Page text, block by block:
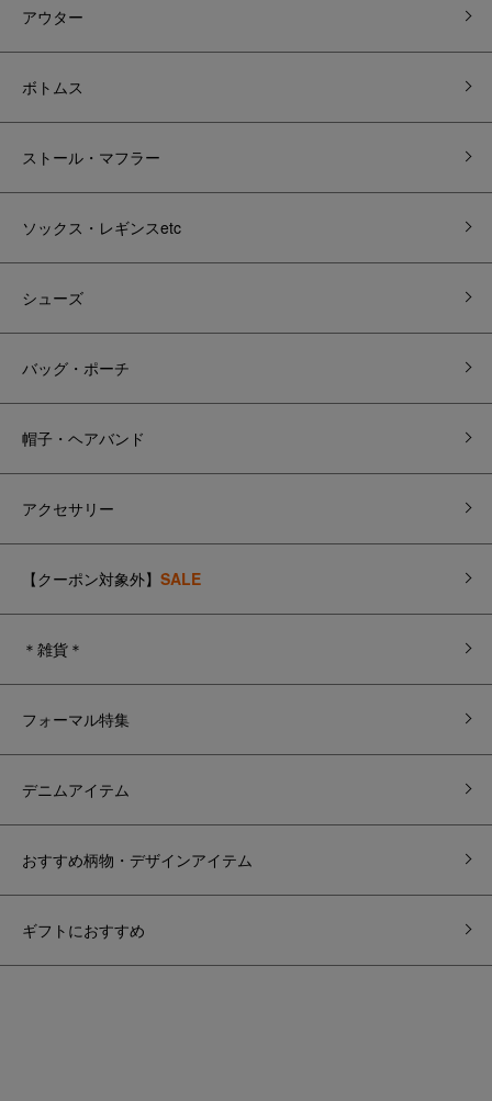
アウター
ボトムス
ストール・マフラー
ソックス・レギンスetc
シューズ
バッグ・ポーチ
帽子・ヘアバンド
アクセサリー
【クーポン対象外】 SALE
＊雑貨＊
フォーマル特集
デニムアイテム
おすすめ柄物・デザインアイテム
ギフトにおすすめ